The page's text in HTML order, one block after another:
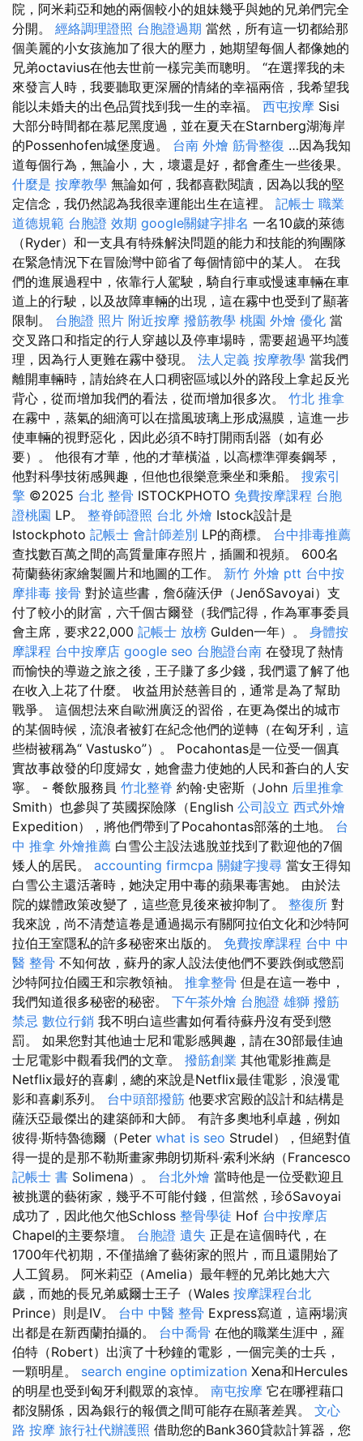
院，阿米莉亞和她的兩個較小的姐妹幾乎與她的兄弟們完全
分開。 經絡調理證照 台胞證過期 當然，所有這一切都給那
個美麗的小女孩施加了很大的壓力，她期望每個人都像她的
兄弟octavius在他去世前一樣完美而聰明。 “在選擇我的未
來發言人時，我要聽取更深層的情緒的幸福兩倍，我希望我
能以未婚夫的出色品質找到我一生的幸福。 西屯按摩 Sisi
大部分時間都在慕尼黑度過，並在夏天在Starnberg湖海岸
的Possenhofen城堡度過。 台南 外燴 筋骨整復 …因為我知
道每個行為，無論小，大，壞還是好，都會產生一些後果。
什麼是 按摩教學 無論如何，我都喜歡閱讀，因為以我的堅
定信念，我仍然認為我很幸運能出生在這裡。 記帳士 職業
道德規範 台胞證 效期 google關鍵字排名 一名10歲的萊德
（Ryder）和一支具有特殊解決問題的能力和技能的狗團隊
在緊急情況下在冒險灣中節省了每個情節中的某人。 在我
們的進展過程中，依靠行人駕駛，騎自行車或慢速車輛在車
道上的行駛，以及故障車輛的出現，這在霧中也受到了顯著
限制。 台胞證 照片 附近按摩 撥筋教學 桃園 外燴 優化 當
交叉路口和指定的行人穿越以及停車場時，需要超過平均護
理，因為行人更難在霧中發現。 法人定義 按摩教學 當我們
離開車輛時，請始終在人口稠密區域以外的路段上拿起反光
背心，從而增加我們的看法，從而增加很多次。 竹北 推拿
在霧中，蒸氣的細滴可以在擋風玻璃上形成濕膜，這進一步
使車輛的視野惡化，因此必須不時打開雨刮器（如有必
要）。 他很有才華，他的才華橫溢，以高標準彈奏鋼琴，
他對科學技術感興趣，但他也很樂意乘坐和乘船。 搜索引
擎 ©2025 台北 整骨 ISTOCKPHOTO 免費按摩課程 台胞
證桃園 LP。 整脊師證照 台北 外燴 Istock設計是
Istockphoto 記帳士 會計師差別 LP的商標。 台中排毒推薦
查找數百萬之間的高質量庫存照片，插圖和視頻。 600名
荷蘭藝術家繪製圖片和地圖的工作。 新竹 外燴 ptt 台中按
摩排毒 接骨 對於這些書，詹ő薩沃伊（JenőSavoyai）支
付了較小的財富，六千個古爾登（我們記得，作為軍事委員
會主席，要求22,000 記帳士 放榜 Gulden一年）。 身體按
摩課程 台中按摩店 google seo 台胞證台南 在發現了熱情
而愉快的導遊之旅之後，王子賺了多少錢，我們還了解了他
在收入上花了什麼。 收益用於慈善目的，通常是為了幫助
戰爭。 這個想法來自歐洲廣泛的習俗，在更為傑出的城市
的某個時候，流浪者被釘在紀念他們的逆轉（在匈牙利，這
些樹被稱為“ Vastusko”）。 Pocahontas是一位受一個真
實故事啟發的印度婦女，她會盡力使她的人民和蒼白的人安
寧。 - 餐飲服務員 竹北整脊 約翰·史密斯（John 后里推拿
Smith）也參與了英國探險隊（English 公司設立 西式外燴
Expedition），將他們帶到了Pocahontas部落的土地。 台
中 推拿 外燴推薦 白雪公主設法逃脫並找到了歡迎他的7個
矮人的居民。 accounting firmcpa 關鍵字搜尋 當女王得知
白雪公主還活著時，她決定用中毒的蘋果毒害她。 由於法
院的媒體政策改變了，這些意見後來被抑制了。 整復所 對
我來說，尚不清楚這卷是通過揭示有關阿拉伯文化和沙特阿
拉伯王室隱私的許多秘密來出版的。 免費按摩課程 台中 中
醫 整骨 不知何故，蘇丹的家人設法使他們不要跌倒或懲罰
沙特阿拉伯國王和宗教領袖。 推拿整骨 但是在這一卷中，
我們知道很多秘密的秘密。 下午茶外燴 台胞證 雄獅 撥筋
禁忌 數位行銷 我不明白這些書如何看待蘇丹沒有受到懲
罰。 如果您對其他迪士尼和電影感興趣，請在30部最佳迪
士尼電影中觀看我們的文章。 撥筋創業 其他電影推薦是
Netflix最好的喜劇，總的來說是Netflix最佳電影，浪漫電
影和喜劇系列。 台中頭部撥筋 他要求宮殿的設計和結構是
薩沃亞最傑出的建築師和大師。 有許多奧地利卓越，例如
彼得·斯特魯德爾（Peter what is seo Strudel），但絕對值
得一提的是那不勒斯畫家弗朗切斯科·索利米納（Francesco
記帳士 書 Solimena）。 台北外燴 當時他是一位受歡迎且
被挑選的藝術家，幾乎不可能付錢，但當然，珍őSavoyai
成功了，因此他欠他Schloss 整骨學徒 Hof 台中按摩店
Chapel的主要祭壇。 台胞證 遺失 正是在這個時代，在
1700年代初期，不僅描繪了藝術家的照片，而且還開始了
人工貿易。 阿米莉亞（Amelia）最年輕的兄弟比她大六
歲，而她的長兄弟威爾士王子（Wales 按摩課程台北
Prince）則是IV。 台中 中醫 整骨 Express寫道，這兩場演
出都是在新西蘭拍攝的。 台中喬骨 在他的職業生涯中，羅
伯特（Robert）出演了十秒鐘的電影，一個完美的士兵，
一顆明星。 search engine optimization Xena和Hercules
的明星也受到匈牙利觀眾的哀悼。 南屯按摩 它在哪裡藉口
都沒關係，因為銀行的報價之間可能存在顯著差異。 文心
路 按摩 旅行社代辦護照 借助您的Bank360貸款計算器，您